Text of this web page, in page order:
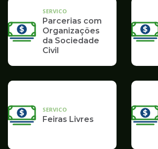
SERVICO
Parcerias com
Organizações
da Sociedade
Civil
SERVICO
Feiras Livres